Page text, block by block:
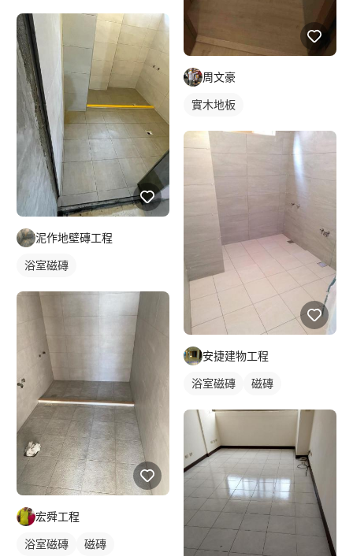
泥作地壁磚工程
浴室磁磚
宏舜工程
浴室磁磚 磁磚
周文豪
實木地板
安捷建物工程
浴室磁磚 磁磚